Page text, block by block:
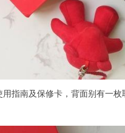
指南及保修卡，背面别有一